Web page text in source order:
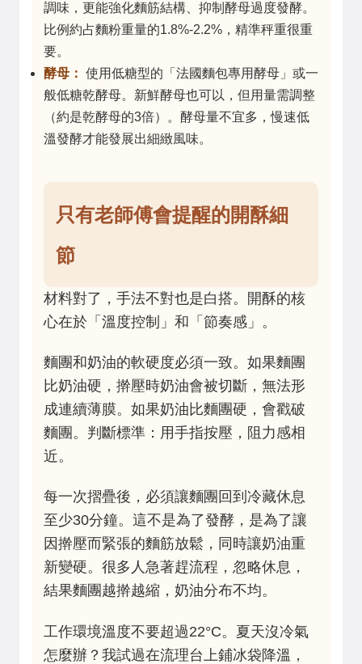
調味，更能強化麵筋結構、抑制酵母過度發酵。
比例約占麵粉重量的1.8%-2.2%，精準秤重很重
要。
酵母： 使用低糖型的「法國麵包專用酵母」或一
般低糖乾酵母。新鮮酵母也可以，但用量需調整
（約是乾酵母的3倍）。酵母量不宜多，慢速低
溫發酵才能發展出細緻風味。
只有老師傅會提醒的開酥細
節
材料對了，手法不對也是白搭。開酥的核
心在於「溫度控制」和「節奏感」。
麵團和奶油的軟硬度必須一致。如果麵團
比奶油硬，擀壓時奶油會被切斷，無法形
成連續薄膜。如果奶油比麵團硬，會戳破
麵團。判斷標準：用手指按壓，阻力感相
近。
每一次摺疊後，必須讓麵團回到冷藏休息
至少30分鐘。這不是為了發酵，是為了讓
因擀壓而緊張的麵筋放鬆，同時讓奶油重
新變硬。很多人急著趕流程，忽略休息，
結果麵團越擀越縮，奶油分布不均。
工作環境溫度不要超過22°C。夏天沒冷氣
怎麼辦？我試過在流理台上鋪冰袋降溫，